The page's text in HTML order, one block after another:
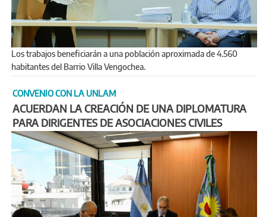
Los trabajos beneficiarán a una población aproximada de 4.560
habitantes del Barrio Villa Vengochea.
CONVENIO CON LA UNLAM
ACUERDAN LA CREACIÓN DE UNA DIPLOMATURA
PARA DIRIGENTES DE ASOCIACIONES CIVILES